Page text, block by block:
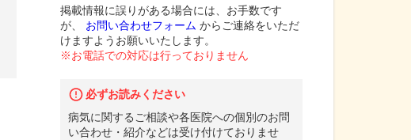
掲載情報に誤りがある場合には、お手数です
が、
お問い合わせフォーム からご連絡をいただ
けますようお願いいたします。
※お電話での対応は行っておりません
必ずお読みください
病気に関するご相談や各医院への個別のお問
い合わせ・紹介などは受け付けておりませ